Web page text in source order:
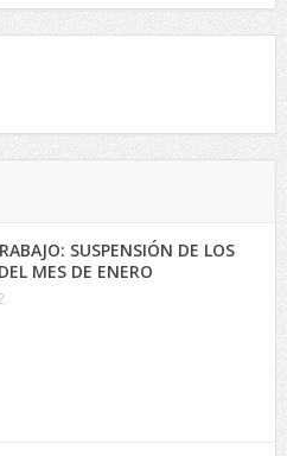
SUSPENSIÓN DE LOS
MES DE ENERO